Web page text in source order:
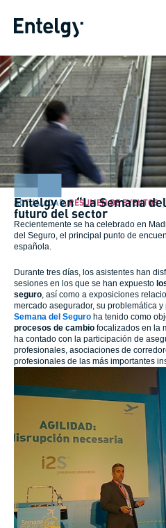
para
conteúdo
ACTUALIDAD,RESUMEN DE EVENTOS
Entelgy en “La Semana
futuro del sector
Recientemente se ha celebrado en
del Seguro, el principal punto de
española.
Durante tres días, los asistentes han
sesiones en los que se han expuesto
seguro, así como a exposiciones
mercado asegurador, su problemática
Semana del Seguro ha tenido como
procesos de cambio focalizados en la
ha contado con la participación de
profesionales, asociaciones de
profesionales de las más importantes